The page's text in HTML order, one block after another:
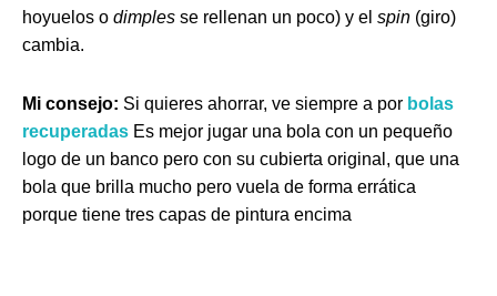
hoyuelos o dimples se rellenan un poco) y el spin (giro)
cambia.
Mi consejo: Si quieres ahorrar, ve siempre a por bolas
recuperadas Es mejor jugar una bola con un pequeño
logo de un banco pero con su cubierta original, que una
bola que brilla mucho pero vuela de forma errática
porque tiene tres capas de pintura encima